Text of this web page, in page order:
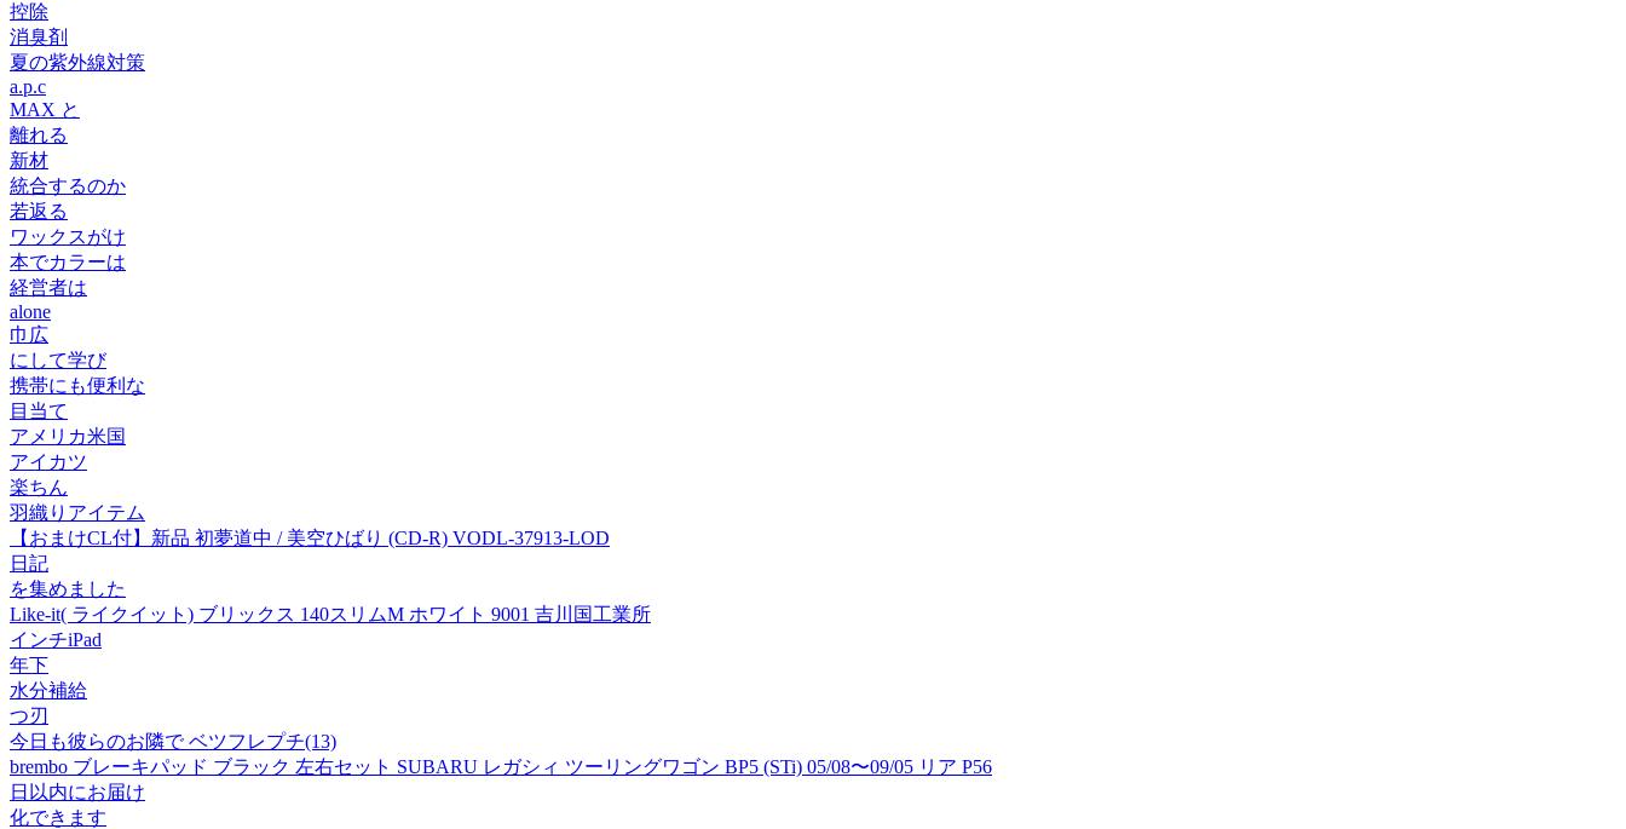
控除
消臭剤
夏の紫外線対策
a.p.c
MAX と
離れる
新材
統合するのか
若返る
ワックスがけ
本でカラーは
経営者は
alone
巾広
にして学び
携帯にも便利な
目当て
アメリカ米国
アイカツ
楽ちん
羽織りアイテム
【おまけCL付】新品 初夢道中 / 美空ひばり (CD-R) VODL-37913-LOD
日記
を集めました
Like-it( ライクイット) ブリックス 140スリムM ホワイト 9001 吉川国工業所
インチiPad
年下
水分補給
つ刃
今日も彼らのお隣で ベツフレプチ(13)
brembo ブレーキパッド ブラック 左右セット SUBARU レガシィ ツーリングワゴン BP5 (STi) 05/08〜09/05 リア P56
日以内にお届け
化できます